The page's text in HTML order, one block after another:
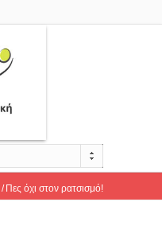
Πες όχι στον ρατσισμό!